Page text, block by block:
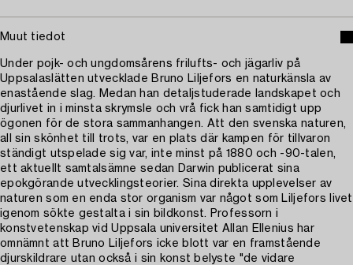
Muut tiedot
Under pojk- och ungdomsårens frilufts- och jägarliv på
Uppsalaslätten utvecklade Bruno Liljefors en naturkänsla av
enastående slag. Medan han detaljstuderade landskapet och
djurlivet in i minsta skrymsle och vrå fick han samtidigt upp
ögonen för de stora sammanhangen. Att den svenska naturen,
all sin skönhet till trots, var en plats där kampen för tillvaron
ständigt utspelade sig var, inte minst på 1880 och -90-talen,
ett aktuellt samtalsämne sedan Darwin publicerat sina
epokgörande utvecklingsteorier. Sina direkta upplevelser av
naturen som en enda stor organism var något som Liljefors livet
igenom sökte gestalta i sin bildkonst. Professorn i
konstvetenskap vid Uppsala universitet Allan Ellenius har
omnämnt att Bruno Liljefors icke blott var en framstående
djurskildrare utan också i sin konst belyste "de vidare